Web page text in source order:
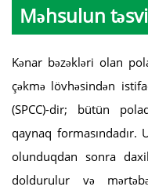
Məhsulun
Kənar bəzəkləri olan
çəkmə lövhəsindən
(SPCC)-dir; bütün
qaynaq formasındadır.
olunduqdan sonra
doldurulur və